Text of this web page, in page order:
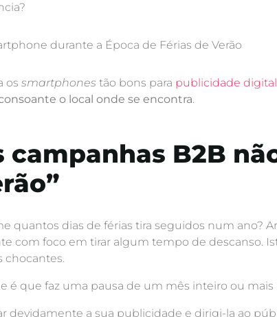
os smartphones tão bons para publicidade digital
o local onde se encontra.
campanhas B2B
quantos dias de férias tira seguidos num ano?
com foco em tirar algum tempo de descanso.
chocantes.
é que faz uma pausa de um mês inteiro ou
devidamente a sua publicidade e dirigi-la ao